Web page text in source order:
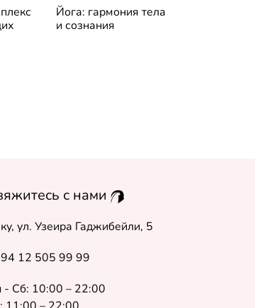
Йога: гармония тела
и сознания
с нами
ул. Узеира Гаджибейли, 5
12 505 99 99
- Сб: 10:00 – 22:00